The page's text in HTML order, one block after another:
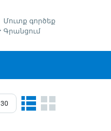
Մուտք գործեք
Գրանցում
30